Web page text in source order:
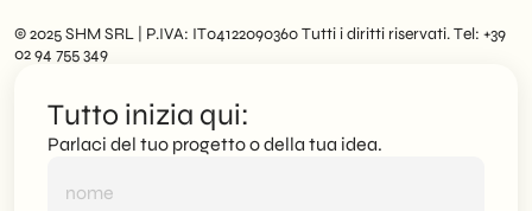
© 2025 SHM SRL | P.IVA: IT04122090360 Tutti i diritti riservati. Tel: +39
02 94 755 349
Tutto inizia qui:
Parlaci del tuo progetto o della tua idea.